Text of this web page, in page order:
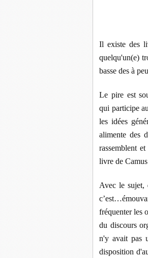
Il existe des
quelqu'un(e)
basse des à
Le pire est
qui participe
les idées
alimente des
rassemblent
livre de
Avec le sujet,
fréquenter les
du discours
n'y avait pas
disposition